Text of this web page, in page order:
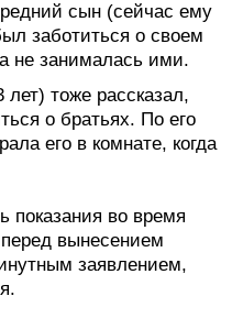
сын (сейчас ему
заботиться о своем
не занималась ими.
тоже рассказал,
о братьях. По его
его в комнате, когда
показания во время
вынесением
заявлением,